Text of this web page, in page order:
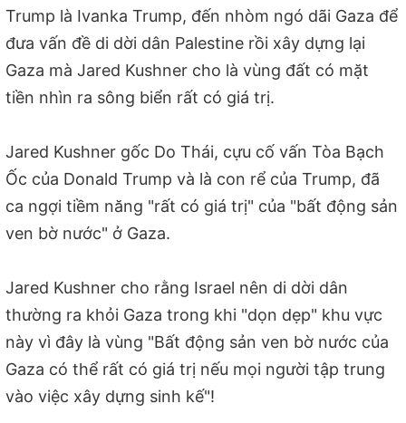
Trump là Ivanka Trump, đến nhòm ngó dãi Gaza để
đưa vấn đề di dời dân Palestine rồi xây dựng lại
Gaza mà Jared Kushner cho là vùng đất có mặt
tiền nhìn ra sông biển rất có giá trị.
Jared Kushner gốc Do Thái, cựu cố vấn Tòa Bạch
Ốc của Donald Trump và là con rể của Trump, đã
ca ngợi tiềm năng "rất có giá trị" của "bất động sản
ven bờ nước" ở Gaza.
Jared Kushner cho rằng Israel nên di dời dân
thường ra khỏi Gaza trong khi "dọn dẹp" khu vực
này vì đây là vùng "Bất động sản ven bờ nước của
Gaza có thể rất có giá trị nếu mọi người tập trung
vào việc xây dựng sinh kế"!